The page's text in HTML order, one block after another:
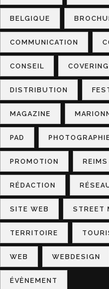
BELGIQUE
COMMUNICATION
CONSEIL COVERING
DISTRIBUTION
MAGAZINE
PAD
PROMOTION REIMS
RÉDACTION
SITE WEB STREET
TERRITOIRE
WEB WEBDESIGN
ÉVÈNEMENT